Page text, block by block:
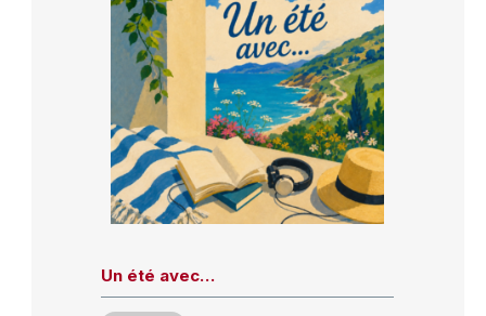
Un été avec…